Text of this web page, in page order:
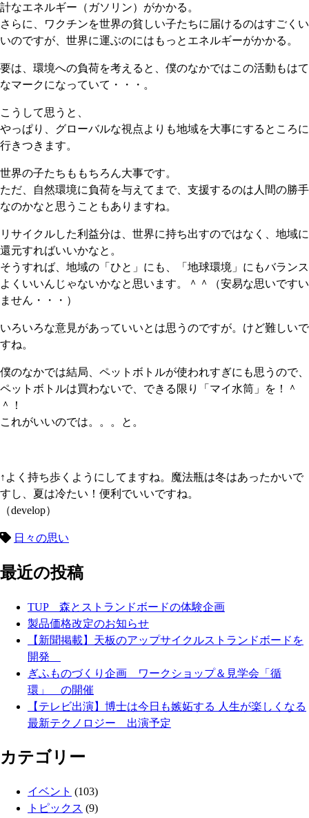
計なエネルギー（ガソリン）がかかる。
さらに、ワクチンを世界の貧しい子たちに届けるのはすごくい
いのですが、世界に運ぶのにはもっとエネルギーがかかる。
要は、環境への負荷を考えると、僕のなかではこの活動もはて
なマークになっていて・・・。
こうして思うと、
やっぱり、グローバルな視点よりも地域を大事にするところに
行きつきます。
世界の子たちももちろん大事です。
ただ、自然環境に負荷を与えてまで、支援するのは人間の勝手
なのかなと思うこともありますね。
リサイクルした利益分は、世界に持ち出すのではなく、地域に
還元すればいいかなと。
そうすれば、地域の「ひと」にも、「地球環境」にもバランス
よくいいんじゃないかなと思います。＾＾（安易な思いですい
ません・・・）
いろいろな意見があっていいとは思うのですが。けど難しいで
すね。
僕のなかでは結局、ペットボトルが使われすぎにも思うので、
ペットボトルは買わないで、できる限り「マイ水筒」を！＾
＾！
これがいいのでは。。。と。
↑よく持ち歩くようにしてますね。魔法瓶は冬はあったかいで
すし、夏は冷たい！便利でいいですね。
（develop）
日々の思い
最近の投稿
TUP 森とストランドボードの体験企画
製品価格改定のお知らせ
【新聞掲載】天板のアップサイクルストランドボードを
開発
ぎふものづくり企画 ワークショップ＆見学会「循
環」 の開催
【テレビ出演】博士は今日も嫉妬する 人生が楽しくなる
最新テクノロジー 出演予定
カテゴリー
イベント (103)
トピックス (9)